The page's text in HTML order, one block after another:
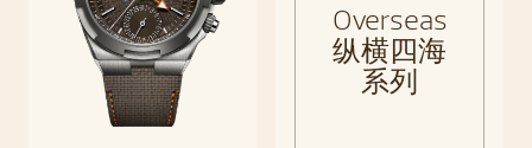
Overseas
纵横四海
系列